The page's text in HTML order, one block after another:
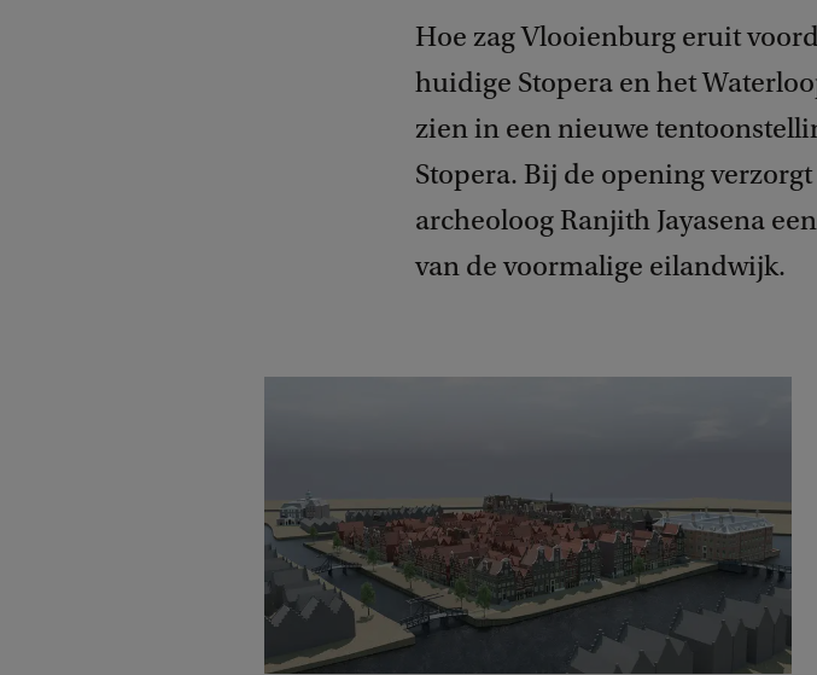
Hoe zag Vlooienburg eruit
huidige Stopera en het
zien in een nieuwe
Stopera. Bij de opening
archeoloog Ranjith Jayasena
van de voormalige eilandwijk.